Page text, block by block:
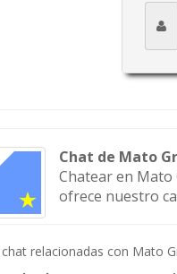
Chat de Mato
Chatear en Mato
ofrece nuestro
chat relacionadas con Mato